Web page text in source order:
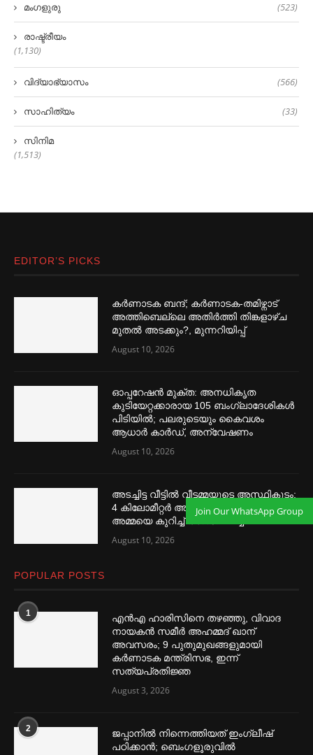
മംഗളുരു (523)
രാഷ്ട്രീയം
(1,130)
വിദ്യാഭ്യാസം (566)
സാഹിത്യം (33)
സിനിമ
(1,513)
EDITOR’S PICKS
കര്‍ണാടക ബന്ദ്; കര്‍ണാടക-തമിഴ്നാട്
അത്തിബെല്ലെ അതിര്‍ത്തി തിങ്കളാഴ്ച
മുതല്‍ അടക്കും?, മുന്നറിയിപ്പ്
August 10, 2026
ഓപ്പറേഷൻ മുക്ത: അനധികൃത
കുടിയേറ്റക്കാരായ 105 ബംഗ്ലാദേശികള്‍
പിടിയില്‍; പലരുടെയും കൈവശം
ആധാര്‍ കാര്‍ഡ്, അന്വേഷണം
August 10, 2026
അടച്ചിട്ട വീട്ടില്‍ വീട്ടമ്മയുടെ അസ്ഥികൂടം;
4 കിലോമീറ്റര്‍ അകലെയായിരുന്ന മകളും
അമ്മയെ കുറിച്ച്‌ അന്വേഷിച്ചില്ല
August 10, 2026
POPULAR POSTS
1
എൻഎ ഹാരിസിനെ തഴ‌‍ഞ്ഞു, വിവാദ
നായകൻ സമീര്‍ അഹമ്മദ് ഖാന്
അവസരം; 9 പുതുമുഖങ്ങളുമായി
കര്‍ണാടക മന്ത്രിസഭ, ഇന്ന്
സത്യപ്രതിജ്ഞ
August 3, 2026
2
ജപ്പാനില്‍ നിന്നെത്തിയത് ഇംഗ്ലീഷ്
പഠിക്കാൻ; ബെംഗളൂരുവില്‍
Join Our WhatsApp Group